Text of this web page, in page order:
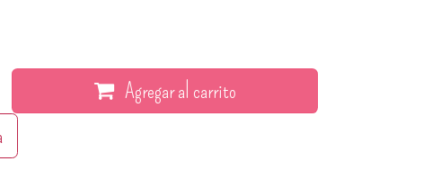
Agregar al carrito